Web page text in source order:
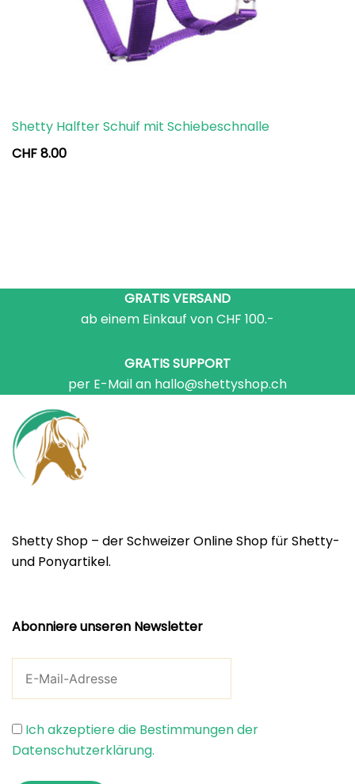
Shetty Halfter Schuif mit Schiebeschnalle
CHF8.00
GRATIS VERSAND
ab einem Einkauf von CHF 100.-
GRATIS SUPPORT
per E-Mail an hallo@shettyshop.ch
Shetty Shop – der Schweizer Online Shop für Shetty-
und Ponyartikel.
Abonniere unseren Newsletter
Ich akzeptiere die Bestimmungen der
Datenschutzerklärung.